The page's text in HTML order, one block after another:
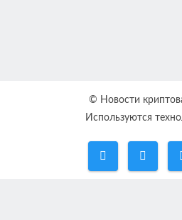
© Новости
Используются